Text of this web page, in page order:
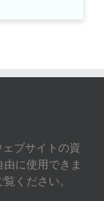
ブサイトの資
に使用できま
覧ください。